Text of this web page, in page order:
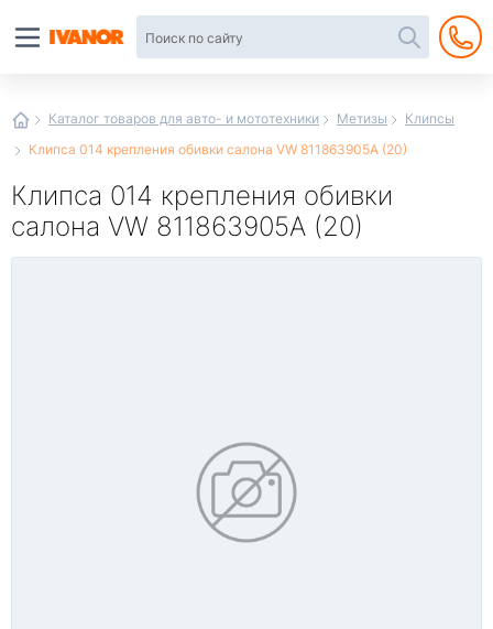
Каталог товаров для авто- и мототехники Метизы
Клипсы
Клипса 014 крепления обивки салона VW 811863905A (20)
Клипса 014 крепления обивки
салона VW 811863905A (20)
интернет-